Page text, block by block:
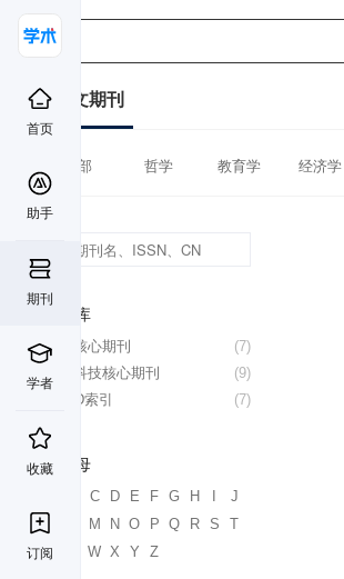
首页
助手
期刊
学者
收藏
订阅
中文期刊
全部 哲学 教育学 经济学
数据库
(7)
北大核心期刊
(9)
中国科技核心期刊
(7)
CSCD索引
首字母
C D E F G H
J
M N O P Q R S
T
U
W X Y Z